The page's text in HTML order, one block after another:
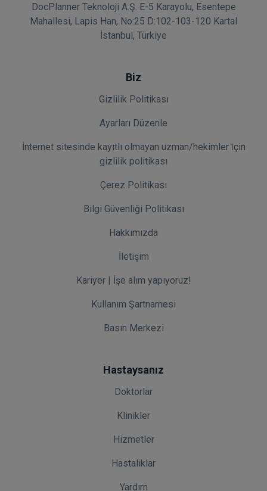
DocPlanner Teknoloji A.Ş. E-5 Karayolu, Esentepe
Mahallesi, Lapis Han, No:25 D:102-103-120 Kartal
İstanbul, Türkiye
Biz
Gizlilik Politikası
Ayarları Düzenle
İnternet sitesinde kayıtlı olmayan uzman/hekimler i̇çin
gizlilik politikası
Çerez Politikası
Bilgi Güvenliği Politikası
Hakkımızda
İletişim
Kariyer | İşe alım yapıyoruz!
Kullanım Şartnamesi
Basın Merkezi
Hastaysanız
Doktorlar
Klinikler
Hizmetler
Hastaliklar
Yardım